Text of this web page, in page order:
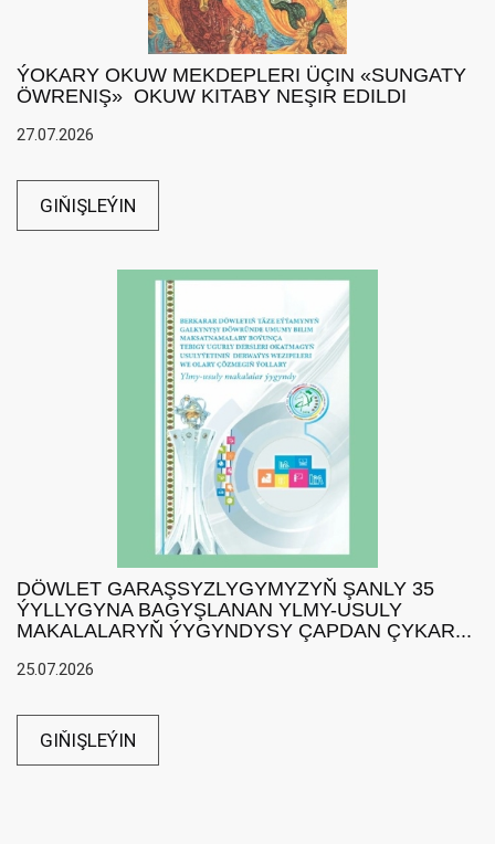
ÝOKARY OKUW MEKDEPLERI ÜÇIN «SUNGATY
ÖWRENIŞ» OKUW KITABY NEŞIR EDILDI
27.07.2026
GIŇIŞLEÝIN
DÖWLET GARAŞSYZLYGYMYZYŇ ŞANLY 35
ÝYLLYGYNA BAGYŞLANAN YLMY-USULY
MAKALALARYŇ ÝYGYNDYSY ÇAPDAN ÇYKAR...
25.07.2026
GIŇIŞLEÝIN